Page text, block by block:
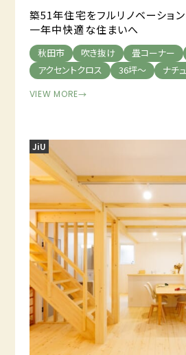
築51年住宅をフルリノベーション
一年中快適な住まいへ
秋田市 吹き抜け 畳コーナー
アクセントクロス
36坪～ ナチ
VIEW MORE→
JiU